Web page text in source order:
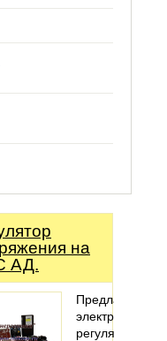
на
АД.
Предлагаем
электронные
регуляторы